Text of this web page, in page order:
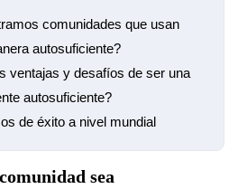
comunidades que usan
autosuficiente?
ventajas y desafíos de ser una
autosuficiente?
de éxito a nivel mundial
sea